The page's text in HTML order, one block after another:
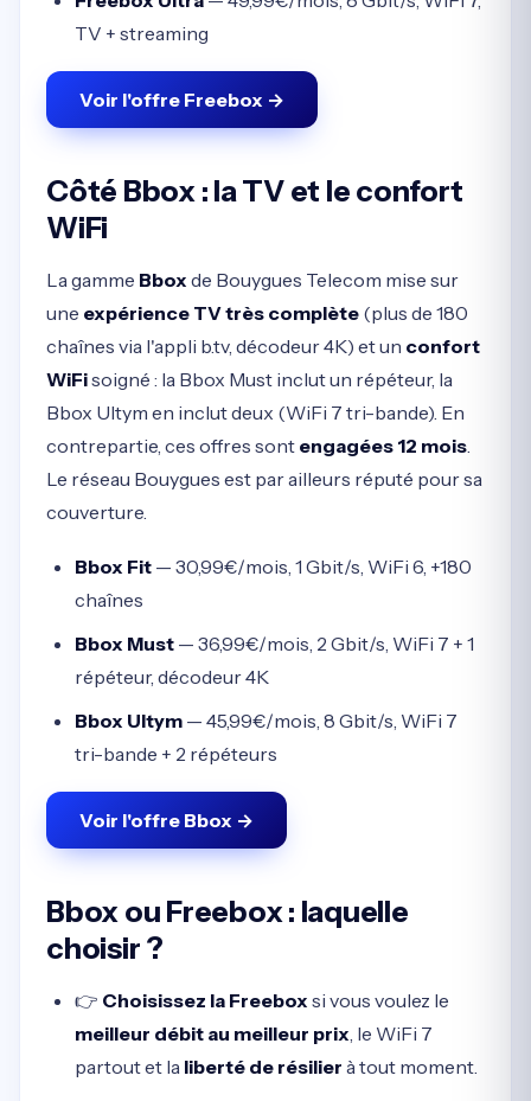
TV + streaming
Voir l'offre Freebox →
Côté Bbox : la TV et le confort
WiFi
La gamme Bbox de Bouygues Telecom mise sur
une expérience TV très complète (plus de 180
chaînes via l'appli b.tv, décodeur 4K) et un confort
WiFisoigné : la Bbox Must inclut un répéteur, la
Bbox Ultym en inclut deux (WiFi 7 tri-bande). En
contrepartie, ces offres sont engagées 12 mois.
Le réseau Bouygues est par ailleurs réputé pour sa
couverture.
Bbox Fit — 30,99€/mois, 1 Gbit/s, WiFi 6, +180
chaînes
Bbox Must — 36,99€/mois, 2 Gbit/s, WiFi 7 + 1
répéteur, décodeur 4K
Bbox Ultym — 45,99€/mois, 8 Gbit/s, WiFi 7
tri-bande + 2 répéteurs
Voir l'offre Bbox →
Bbox ou Freebox : laquelle
choisir ?
👉 Choisissez la Freebox si vous voulez le
meilleur débit au meilleur prix, le WiFi 7
partout et la liberté de résilier à tout moment.